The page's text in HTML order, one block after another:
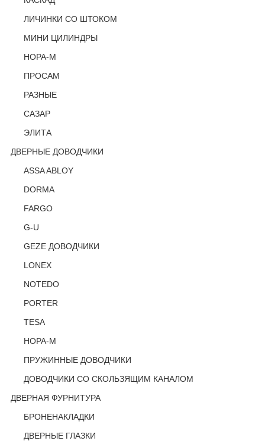
ЛИЧИНКИ СО ШТОКОМ
МИНИ ЦИЛИНДРЫ
НОРА-М
ПРОСАМ
РАЗНЫЕ
САЗАР
ЭЛИТА
ДВЕРНЫЕ ДОВОДЧИКИ
ASSA ABLOY
DORMA
FARGO
G-U
GEZE ДОВОДЧИКИ
LONEX
NOTEDO
PORTER
TESA
НОРА-М
ПРУЖИННЫЕ ДОВОДЧИКИ
ДОВОДЧИКИ СО СКОЛЬЗЯЩИМ КАНАЛОМ
ДВЕРНАЯ ФУРНИТУРА
БРОНЕНАКЛАДКИ
ДВЕРНЫЕ ГЛАЗКИ